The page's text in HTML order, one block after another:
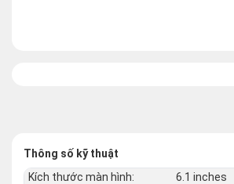
Thông số kỹ thuật
Kích thước màn hình:
6.1 inches